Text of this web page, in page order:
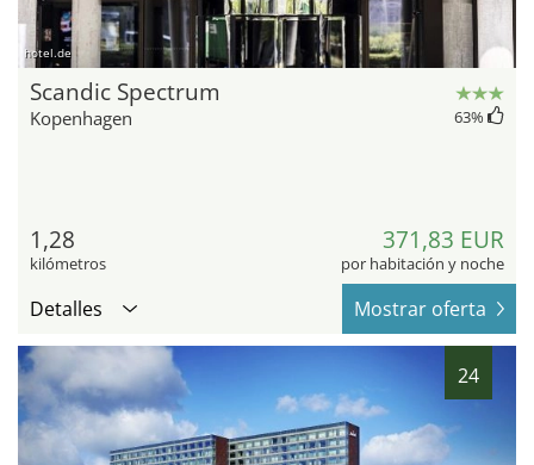
hotel.de
Scandic Spectrum
Kopenhagen 63%
1,28
kilómetros
371,83 EUR
por habitación y noche
Detalles Mostrar oferta
24